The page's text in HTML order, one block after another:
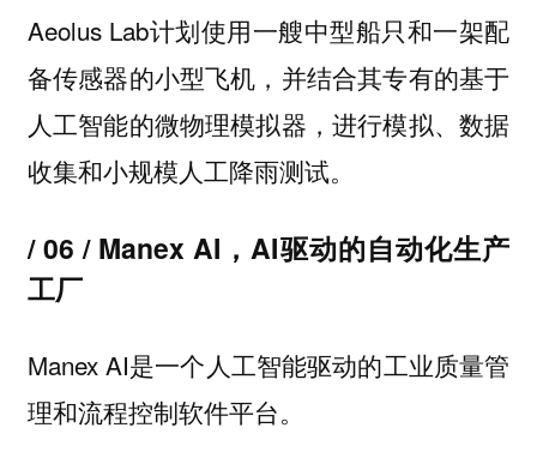
Aeolus Lab计划使用一艘中型船只和一架配
备传感器的小型飞机，并结合其专有的基于
人工智能的微物理模拟器，进行模拟、数据
收集和小规模人工降雨测试。
/ 06 / Manex AI，AI驱动的自动化生产
工厂
Manex AI是一个人工智能驱动的工业质量管
理和流程控制软件平台。